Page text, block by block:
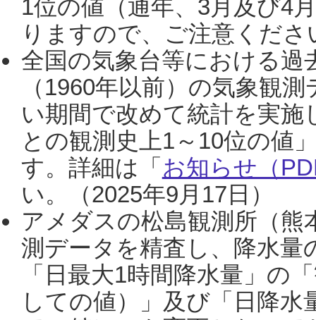
1位の値（通年、3月及び4
りますので、ご注意くだ
全国の気象台等における過
（1960年以前）の気象観
い期間で改めて統計を実
との観測史上1～10位の値
す。詳細は「 お知らせ（
い。（2025年9月17日）
アメダスの松島観測所（熊
測データを精査し、降水
「日最大1時間降水量」の
しての値）」及び「日降